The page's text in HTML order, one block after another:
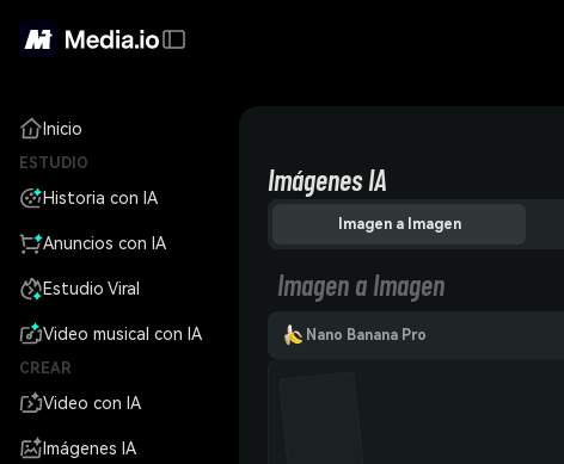
Inicio
ESTUDIO
Historia con IA
Anuncios con IA
Estudio Viral
Video musical con IA
CREAR
Video con IA
Imágenes IA
Imágenes IA
Imagen a Imagen
Imagen a Imagen
Nano Banana Pro